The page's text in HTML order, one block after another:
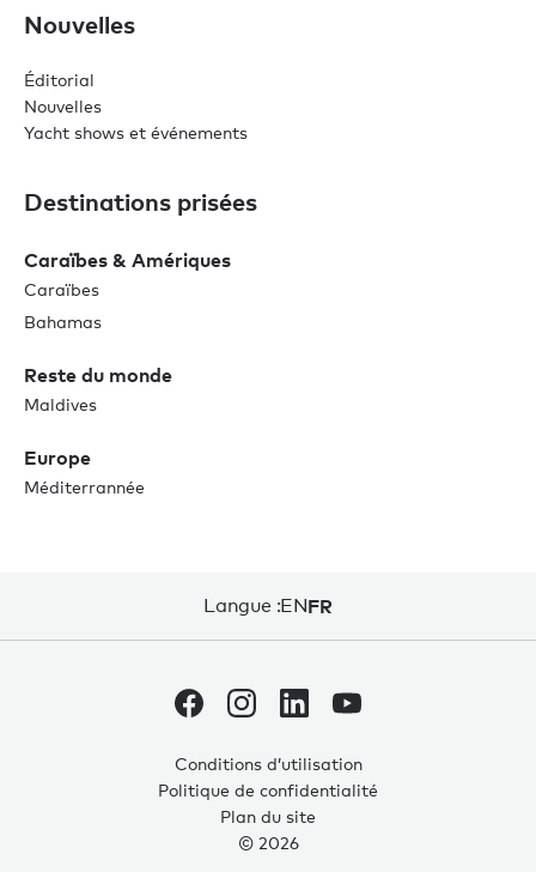
0
Nouvelles
Éditorial
Nouvelles
Yacht shows et événements
Destinations prisées
Caraïbes & Amériques
Caraïbes
Bahamas
Reste du monde
Maldives
Europe
Méditerrannée
Langue :ENFR
Conditions d’utilisation
Politique de confidentialité
Plan du site
© 2026